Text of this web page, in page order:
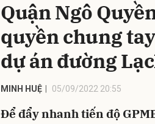
Quận Ngô
quyền chung
dự án đường
MINH HUỆ 05/09/2022 20:55
Để đẩy nhanh tiến độ